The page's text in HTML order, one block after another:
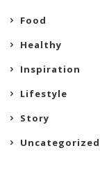
Food
Healthy
Inspiration
Lifestyle
Story
Uncategorized